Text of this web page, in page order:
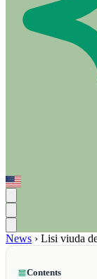
News › Lisi viuda
Contents